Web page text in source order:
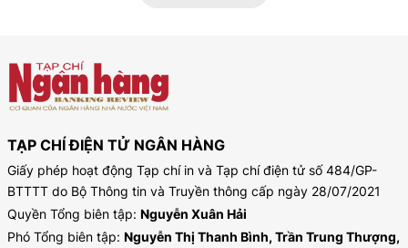
TẠP CHÍ ĐIỆN TỬ NGÂN HÀNG
Giấy phép hoạt động Tạp chí in và Tạp chí điện tử số 484/GP-
BTTTT do Bộ Thông tin và Truyền thông cấp ngày 28/07/2021
Quyền Tổng biên tập: Nguyễn Xuân Hải
Phó Tổng biên tập: Nguyễn Thị Thanh Bình, Trần Trung Thượng,